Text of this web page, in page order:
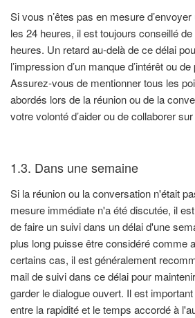
Si vous n’êtes pas en mesure
les 24 heures, il est toujours conseillé
heures. Un retard au-delà de ce délai
l’impression d’un manque d’intérêt ou
Assurez-vous de mentionner tous les
abordés lors de la réunion ou de la
votre volonté d’aider ou de collaborer
1.3. Dans une semaine
Si la réunion ou la conversation n'était
mesure immédiate n'a été discutée, il
de faire un suivi dans un délai d'une
plus long puisse être considéré comme
certains cas, il est généralement
mail de suivi dans ce délai pour
garder le dialogue ouvert. Il est
entre la rapidité et le temps accordé à